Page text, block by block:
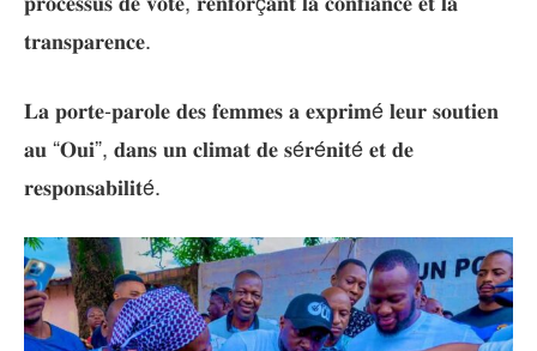
𝐭𝐫𝐚𝐧𝐬𝐩𝐚𝐫𝐞𝐧𝐜𝐞.
𝐋𝐚 𝐩𝐨𝐫𝐭𝐞-𝐩𝐚𝐫𝐨𝐥𝐞 𝐝𝐞𝐬 𝐟𝐞𝐦𝐦𝐞𝐬 𝐚 𝐞𝐱𝐩𝐫𝐢𝐦é 𝐥𝐞𝐮𝐫 𝐬𝐨𝐮𝐭𝐢𝐞𝐧
𝐚𝐮 “𝐎𝐮𝐢”, 𝐝𝐚𝐧𝐬 𝐮𝐧 𝐜𝐥𝐢𝐦𝐚𝐭 𝐝𝐞 𝐬é𝐫é𝐧𝐢𝐭é 𝐞𝐭 𝐝𝐞
𝐫𝐞𝐬𝐩𝐨𝐧𝐬𝐚𝐛𝐢𝐥𝐢𝐭é.